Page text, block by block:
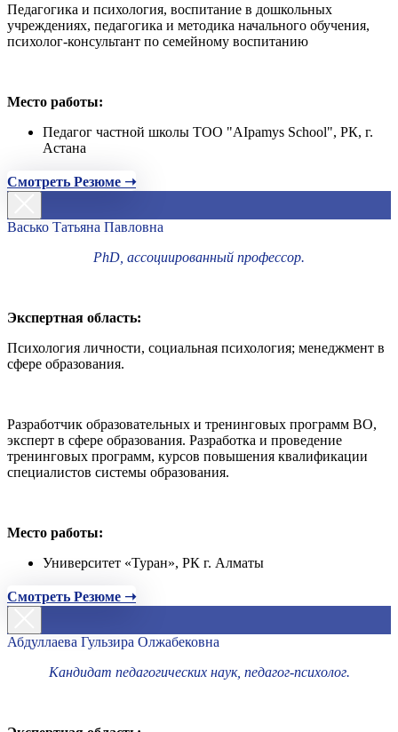
Педагогика и психология, воспитание в дошкольных
учреждениях, педагогика и методика начального обучения,
психолог-консультант по семейному воспитанию
Место работы:
Педагог частной школы ТОО "AIpamys School", РК, г.
Астана
Смотреть Резюме ➝
Васько Татьяна Павловна
PhD, ассоциированный профессор.
Экспертная область:
Психология личности, социальная психология; менеджмент в
сфере образования.
Разработчик образовательных и тренинговых программ ВО,
эксперт в сфере образования. Разработка и проведение
тренинговых программ, курсов повышения квалификации
специалистов системы образования.
Место работы:
Университет «Туран», РК г. Алматы
Смотреть Резюме ➝
Абдуллаева Гульзира Олжабековна
Кандидат педагогических наук, педагог-психолог.